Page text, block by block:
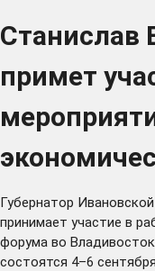
Станислав
примет
Губернатор
принимает участие в
форума во
состоятся 4–6